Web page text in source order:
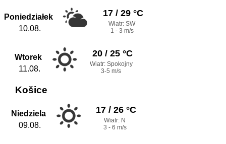
Poniedziałek
10.08.
17 / 29 °C
Wiatr: SW
1 - 3 m/s
Wtorek
11.08.
20 / 25 °C
Wiatr: Spokojny
3-5 m/s
Košice
Niedziela
09.08.
17 / 26 °C
Wiatr: N
3 - 6 m/s